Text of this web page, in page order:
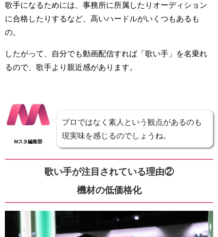
歌手になるためには、事務所に所属したりオーディション
に合格したりするなど、高いハードルがいくつもあるも
の。
したがって、自分でも動画配信すれば「歌い手」を名乗れ
るので、歌手より親近感があります。
Mスタ編集部
プロではなく素人という観点があるのも
現実味を感じるのでしょうね。
歌い手が注目されている理由②
機材の低価格化